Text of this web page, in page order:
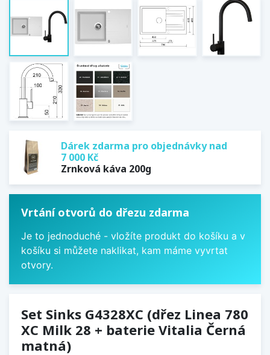
Dárek zdarma pro objednávky nad
7 000 Kč
Zrnková káva 200g
Vrtání otvorů do dřezu zdarma
Je to jednoduché - vložíte produkt do košíku a v
košíku si můžete naklikat, kam máme vyvrtat
otvory.
Set Sinks G4328XC (dřez Linea 780
XC Milk 28 + baterie Vitalia Černá
matná)